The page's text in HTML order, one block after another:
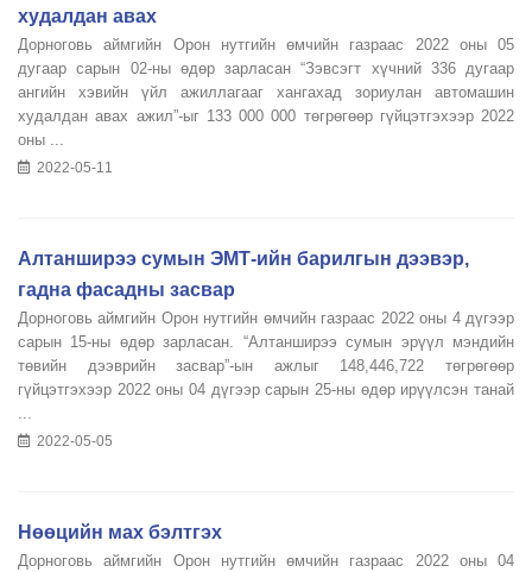
худалдан авах
Дорноговь аймгийн Орон нутгийн өмчийн газраас 2022 оны 05
дугаар сарын 02-ны өдөр зарласан “Зэвсэгт хүчний 336 дугаар
ангийн хэвийн үйл ажиллагааг хангахад зориулан автомашин
худалдан авах ажил”-ыг 133 000 000 төгрөгөөр гүйцэтгэхээр 2022
оны ...
2022-05-11
Алтанширээ сумын ЭМТ-ийн барилгын дээвэр,
гадна фасадны засвар
Дорноговь аймгийн Орон нутгийн өмчийн газраас 2022 оны 4 дүгээр
сарын 15-ны өдөр зарласан. “Алтанширээ сумын эрүүл мэндийн
төвийн дээврийн засвар”-ын ажлыг 148,446,722 төгрөгөөр
гүйцэтгэхээр 2022 оны 04 дүгээр сарын 25-ны өдөр ирүүлсэн танай
...
2022-05-05
Нөөцийн мах бэлтгэх
Дорноговь аймгийн Орон нутгийн өмчийн газраас 2022 оны 04